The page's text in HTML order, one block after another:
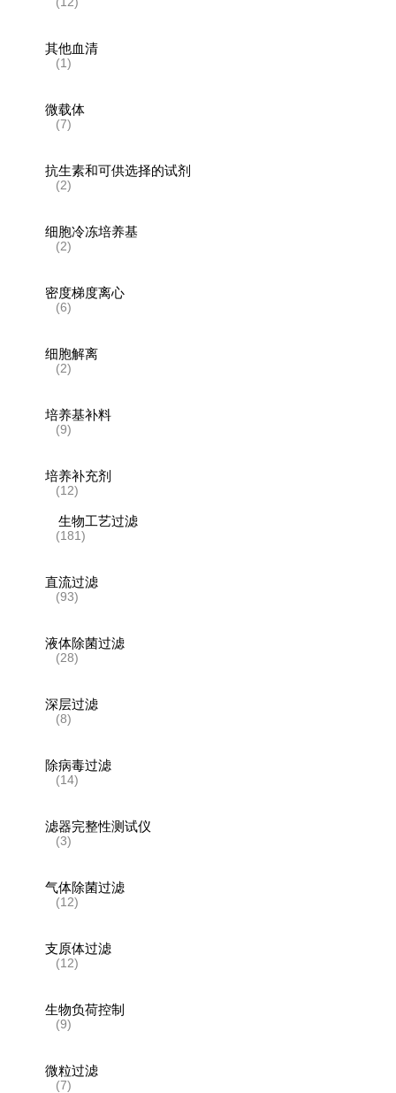
其他血清
(1)
微载体
(7)
抗生素和可供选择的试剂
(2)
细胞冷冻培养基
(2)
密度梯度离心
(6)
细胞解离
(2)
培养基补料
(9)
培养补充剂
(12)
生物工艺过滤
(181)
直流过滤
(93)
液体除菌过滤
(28)
深层过滤
(8)
除病毒过滤
(14)
滤器完整性测试仪
(3)
气体除菌过滤
(12)
支原体过滤
(12)
生物负荷控制
(9)
微粒过滤
(7)